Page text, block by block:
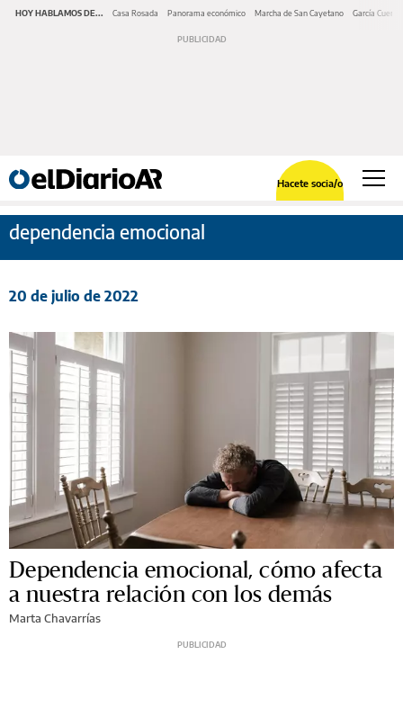
HOY HABLAMOS DE... Casa Rosada Panorama económico Marcha de San Cayetano García Cuerva
Hacete socia/o
dependencia emocional
20 de julio de 2022
Dependencia emocional, cómo afecta
a nuestra relación con los demás
Marta Chavarrías